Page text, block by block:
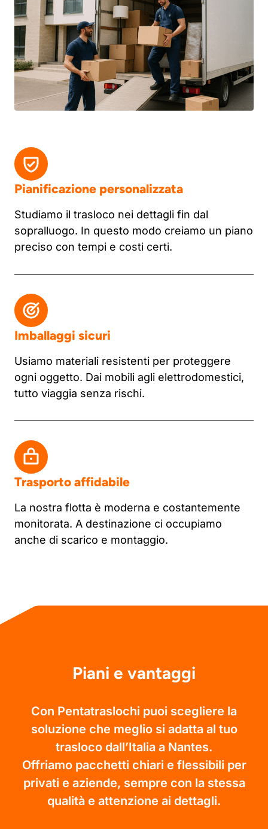
Pianificazione personalizzata
Studiamo il trasloco nei dettagli fin dal
sopralluogo. In questo modo creiamo un piano
preciso con tempi e costi certi.
Imballaggi sicuri
Usiamo materiali resistenti per proteggere
ogni oggetto. Dai mobili agli elettrodomestici,
tutto viaggia senza rischi.
Trasporto affidabile
La nostra flotta è moderna e costantemente
monitorata. A destinazione ci occupiamo
anche di scarico e montaggio.
Piani e vantaggi
Con Pentatraslochi puoi scegliere la
soluzione che meglio si adatta al tuo
trasloco dall’Italia a Nantes.
Offriamo pacchetti chiari e flessibili per
privati e aziende, sempre con la stessa
qualità e attenzione ai dettagli.